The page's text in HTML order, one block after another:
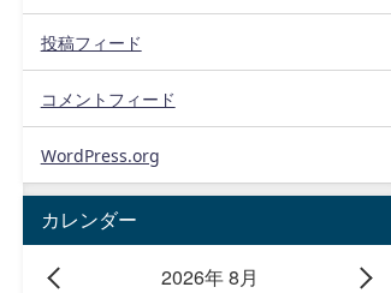
投稿フィード
コメントフィード
WordPress.org
カレンダー
2026年 8月